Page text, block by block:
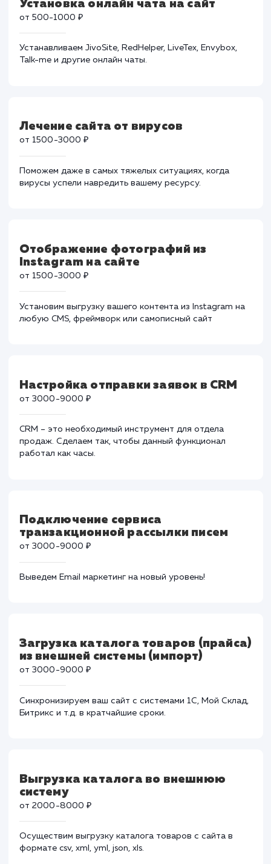
работы вашего сайта, его скорость и
производительность.
Устанавливаем JivoSite, RedHelper, LiveTex, Envybox,
Talk-me и другие онлайн чаты.
от 1500-3000 ₽
Поможем даже в самых тяжелых ситуациях, когда
вирусы успели навредить вашему ресурсу.
Instagram на сайте
от 1500-3000 ₽
Установим выгрузку вашего контента из Instagram
любую CMS, фреймворк или самописный сайт
Настройка отправки заявок в CRM
от 3000-9000 ₽
продаж. Сделаем так, чтобы данный функционал
Подключение сервиса
транзакционной рассылки писем
от 3000-9000 ₽
Загрузка каталога товаров
из внешней системы (импорт)
от 3000-9000 ₽